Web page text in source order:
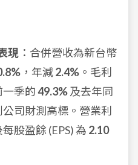
現 ：合併營收為新台幣
，年減2.4% 。毛利
一季的49.3%及去年同
公司財測高標。營業利
每股盈餘 (EPS) 為 2.10